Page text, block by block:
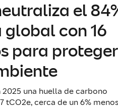
el
global con 16
para
una huella de carbono
tCO2e, cerca de un 6% menos